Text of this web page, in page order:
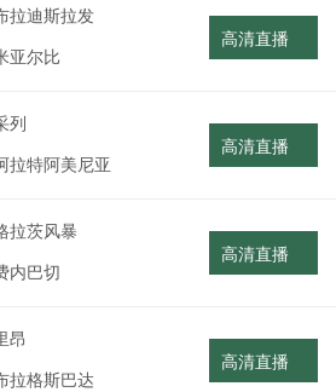
拉迪斯拉发
亚尔比
高清直播
列
拉特阿美尼亚
高清直播
拉茨风暴
内巴切
高清直播
昂
拉格斯巴达
高清直播